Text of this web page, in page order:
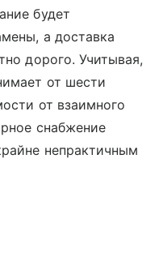
будет
а доставка
дорого. Учитывая,
от шести
от взаимного
снабжение
непрактичным